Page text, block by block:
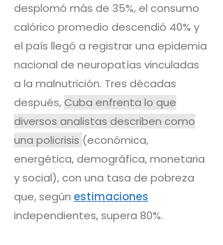
desplomó más de 35%, el consumo
calórico promedio descendió 40% y
el país llegó a registrar una epidemia
nacional de neuropatías vinculadas
a la malnutrición. Tres décadas
después,Cuba enfrenta lo que
diversos analistas describen como
una policrisis (económica,
energética, demográfica, monetaria
y social), con una tasa de pobreza
que, según estimaciones
independientes, supera 80%.